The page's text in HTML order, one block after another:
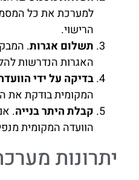
למערכת את כל
הרישוי.
תשלום אגרות.
האגרות הנדרשות
בדיקה על ידי
המקומית בודקת את
קבלת היתר בנייה.
הוועדה המקומית
יתרונות